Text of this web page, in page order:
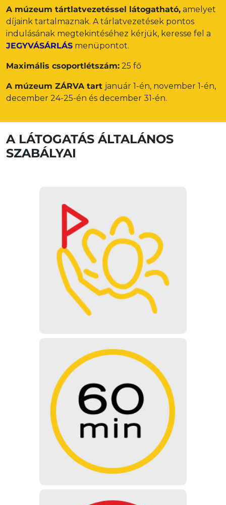
A múzeum tártlatvezetéssel látogatható, amelyet
díjaink tartalmaznak. A tárlatvezetések pontos
indulásának megtekintéséhez kérjük, keresse fel a
JEGYVÁSÁRLÁS menüpontot.
Maximális csoportlétszám: 25 fő
A múzeum ZÁRVA tart január 1-én, november 1-én,
december 24-25-én és december 31-én.
A LÁTOGATÁS ÁLTALÁNOS
SZABÁLYAI
TÁRLATVEZETÉS
A múzeum tárlatvezetés
keretében látogatható. 15 fős és
afeletti csoportoknak előzetes
bejelentkezés szükséges.
60 PERC
A normál tárlatvezetés hossza 60
perc. A tárlatvezetés során képzett
tárlatvezetőink mutatják be a
Sziklakórház Atombunker
Múzeum minden kiállítását.